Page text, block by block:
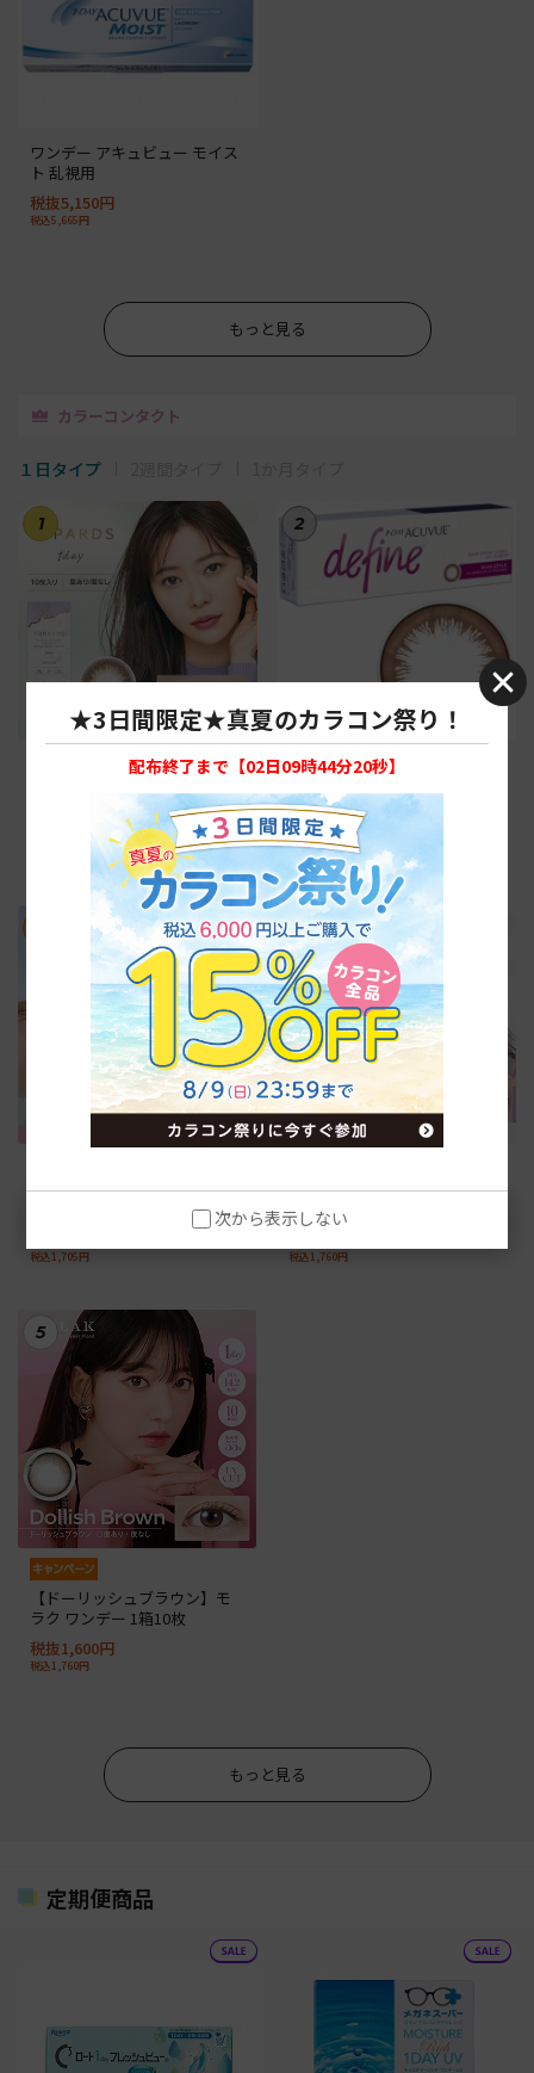
ワンデー アキュビュー モイス
ト 乱視用
税抜5,150円
税込5,665円
もっと見る
カラーコンタクト
１日タイプ
1
【デートトパーズ】トパーズ 1
税抜1,600円
2
【ヴィヴィッドスタイル】ワ
ンモイスト30枚
税抜4,800円
税込5,280円
すプロデュース チューズミー
税込1,705円
4
トーリック ワンデー【-0.75】
10枚
税込1,760円
5
【ドーリッシュブラウン】モ
ラク ワンデー 1箱10枚
税抜1,600円
税込1,760円
もっと見る
定期便商品
★3日間限定★真夏のカラコン祭り！
配布終了まで【02日09時44分19秒】
次から表示しない